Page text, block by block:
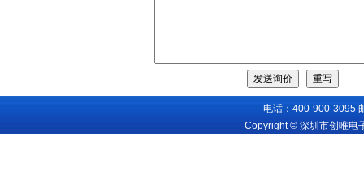
电话：400-900-3095
Copyright © 深圳市创唯电